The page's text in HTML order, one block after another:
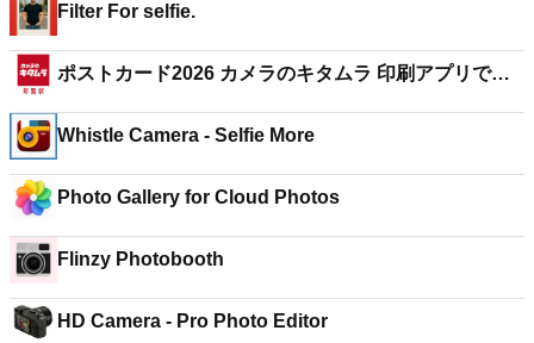
Filter For selfie.
ポストカード2026 カメラのキタムラ 印刷アプリで作
Whistle Camera - Selfie More
Photo Gallery for Cloud Photos
Flinzy Photobooth
HD Camera - Pro Photo Editor